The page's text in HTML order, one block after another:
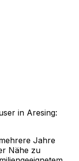
in Aresing:
Jahre
Nähe zu